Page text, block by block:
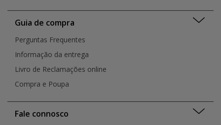
Guia de compra
Perguntas Frequentes
Informação da entrega
Livro de Reclamações online
Compra e Poupa
Fale connosco